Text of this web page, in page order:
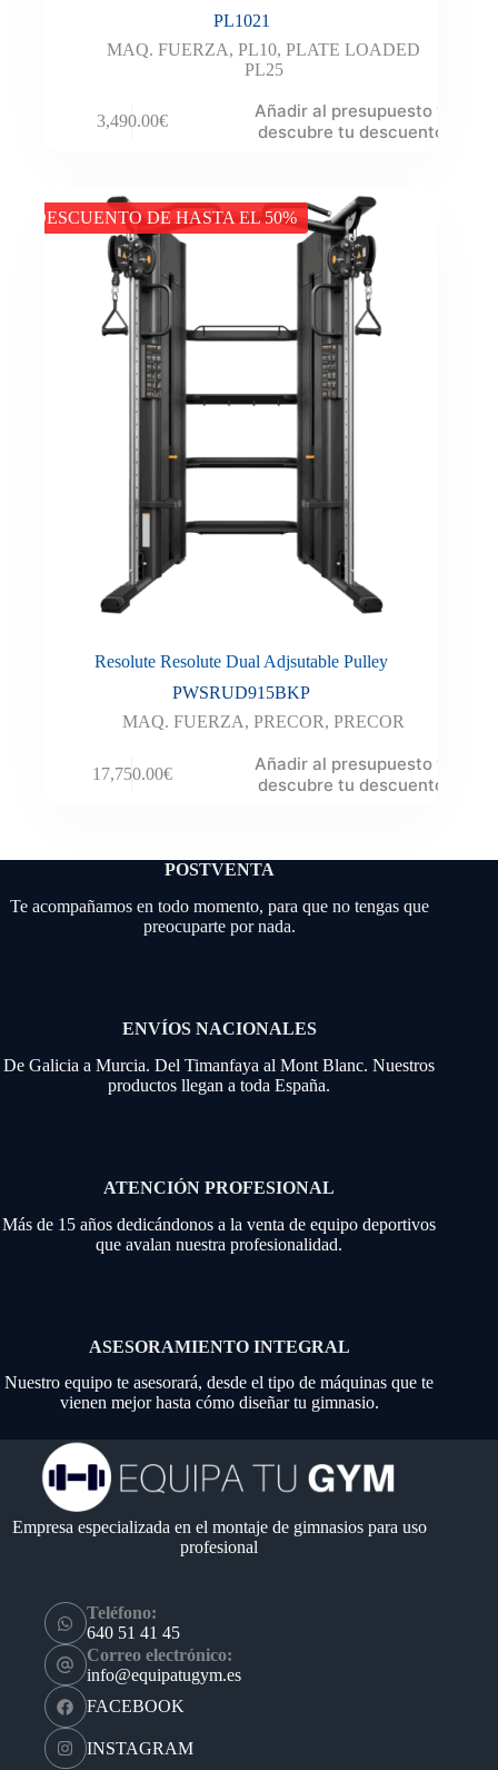
PL1021
MAQ. FUERZA,PL10,PLATE LOADED
PL25
3,490.00€
Añadir al presupuesto y
descubre tu descuento
DESCUENTO DE HASTA EL 50%
Resolute Resolute Dual Adjsutable Pulley
PWSRUD915BKP
MAQ. FUERZA,PRECOR,PRECOR
17,750.00€
Añadir al presupuesto y
descubre tu descuento
POSTVENTA
Te acompañamos en todo momento, para que no tengas que
preocuparte por nada.
ENVÍOS NACIONALES
De Galicia a Murcia. Del Timanfaya al Mont Blanc. Nuestros
productos llegan a toda España.
ATENCIÓN PROFESIONAL
Más de 15 años dedicándonos a la venta de equipo deportivos
que avalan nuestra profesionalidad.
ASESORAMIENTO INTEGRAL
Nuestro equipo te asesorará, desde el tipo de máquinas que te
vienen mejor hasta cómo diseñar tu gimnasio.
Empresa especializada en el montaje de gimnasios para uso
profesional
Teléfono:
640 51 41 45
Correo electrónico:
info@equipatugym.es
FACEBOOK
INSTAGRAM